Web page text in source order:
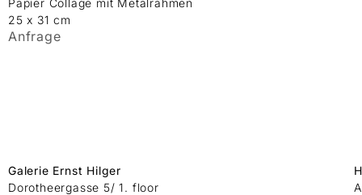
25 x 31 cm
Anfrage
Galerie Ernst Hilger
Dorotheergasse 5/ 1. floor